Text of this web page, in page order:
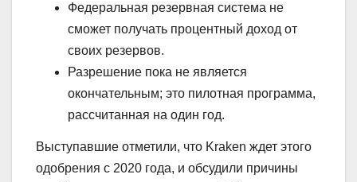
Федеральная резервная система не
сможет получать процентный доход от
своих резервов.
Разрешение пока не является
окончательным; это пилотная программа,
рассчитанная на один год.
Выступавшие отметили, что Kraken ждет этого
одобрения с 2020 года, и обсудили причины